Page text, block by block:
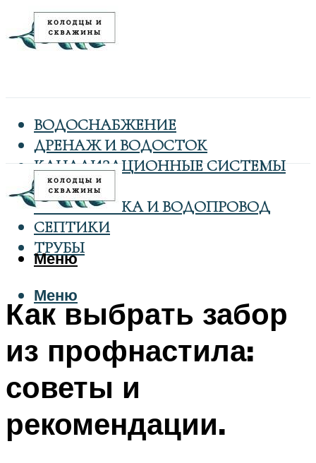
ВОДОСНАБЖЕНИЕ
ДРЕНАЖ И ВОДОСТОК
КАНАЛИЗАЦИОННЫЕ СИСТЕМЫ
КОЛОДЦЫ
САНТЕХНИКА И ВОДОПРОВОД
СЕПТИКИ
ТРУБЫ
Меню
Меню
Как выбрать забор
из профнастила:
советы и
рекомендации.